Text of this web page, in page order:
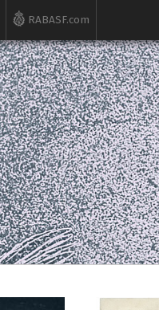
RABASF.com